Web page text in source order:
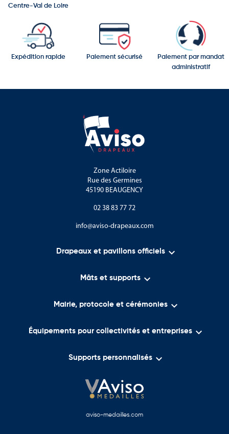
les présentations culturelles.
Convient également pour les agences événementielles, les
collectivités ou les associations.
Recommandé pour une distribution rapide et sans logistique
Centre-Val de Loire
Expédition rapide Paiement sécurisé
Paiement par mandat
administratif
Zone Actiloire
Rue des Germines
45190 BEAUGENCY
02 38 83 77 72
info@aviso-drapeaux.com
Drapeaux et pavillons officiels 
Mâts et supports 
Mairie, protocole et cérémonies 
Équipements pour collectivités et entreprises 
Supports personnalisés 
aviso-medailles.com